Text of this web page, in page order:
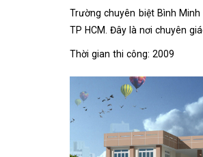
Trường chuyên biệt Bình
TP HCM. Đây là nơi chuyên
Thời gian thi công: 2009